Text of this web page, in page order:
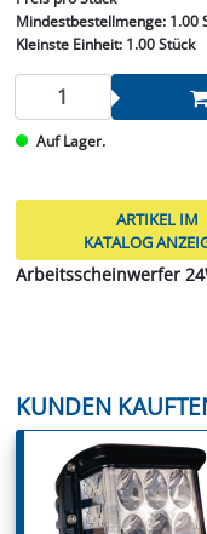
Mindestbestellmenge: 1.00
Kleinste Einheit:1.00 Stück
Auf Lager.
ARTIKEL IM
KATALOG
Arbeitsscheinwerfer
KUNDEN